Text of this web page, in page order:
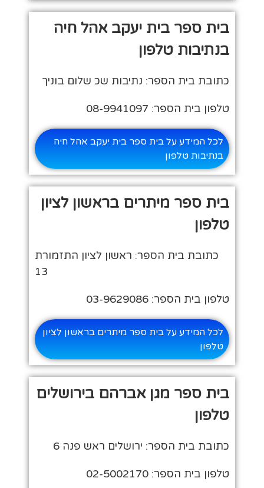
בית ספר בית יעקב אהל חיה
בנתיבות טלפון
כתובת בית הספר: נתיבות שכ שלום בוניך
טלפון בית הספר: 08-9941097
לכל המידע על בית ספר בית יעקב אהל חיה
בנתיבות טלפון
בית ספר מיתרים בראשון לציון
טלפון
כתובת בית הספר: ראשון לציון התזמורת
13
טלפון בית הספר: 03-9629086
לכל המידע על בית ספר מיתרים בראשון לציון
טלפון
בית ספר מגן אברהם בירושלים
טלפון
כתובת בית הספר: ירושלים ראש פנה 6
טלפון בית הספר: 02-5002170